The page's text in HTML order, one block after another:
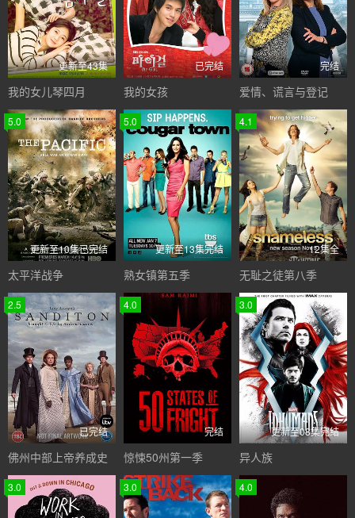
更新至43集
我的女儿琴四月
已完结
我的女孩
完结
爱情、谎言与登记
5.0
更新至10集已完结
太平洋战争
5.0
更新至13集完结
熟女镇第五季
4.1
12集全
无耻之徒第八季
2.5
已完结
佛州中部上帝养成史
4.0
完结
惊悚50州第一季
3.0
更新至08集完结
异人族
3.0 3.0 4.0